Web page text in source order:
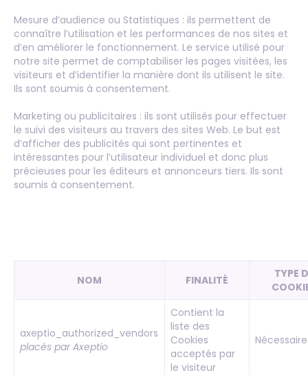
Mesure d’audience ou Statistiques : ils permettent de
connaître l’utilisation et les performances de nos sites et
d’en améliorer le fonctionnement. Le service utilisé pour
notre site permet de comptabiliser les pages visitées, les
visiteurs et d’identifier la manière dont ils utilisent le site.
Ils sont soumis à consentement.
Marketing ou publicitaires : ils sont utilisés pour effectuer
le suivi des visiteurs au travers des sites Web. Le but est
d’afficher des publicités qui sont pertinentes et
intéressantes pour l’utilisateur individuel et donc plus
précieuses pour les éditeurs et annonceurs tiers. Ils sont
soumis à consentement.
NOM FINALITÉ
TYPE
axeptio_authorized_vendors
placés par Axeptio
Contient la
liste des
Cookies
acceptés par
le visiteur